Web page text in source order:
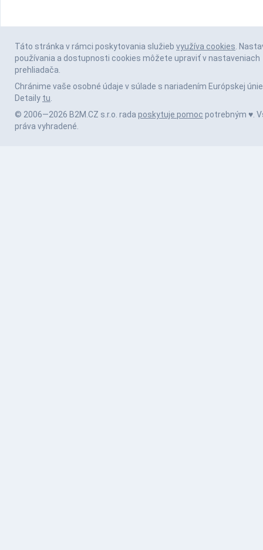
Táto stránka v rámci poskytovania služieb využíva cookies.
používania a dostupnosti cookies môžete upraviť v nastaveniach
prehliadača.
Chránime vaše osobné údaje v súlade s nariadením Európskej únie
Detaily tu.
© 2006—2026 B2M.CZ s.r.o. rada poskytuje pomoc potrebným ♥️.
práva vyhradené.